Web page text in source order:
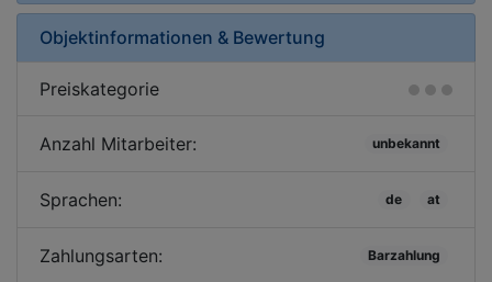
Objektinformationen & Bewertung
Preiskategorie
Anzahl Mitarbeiter: unbekannt
Sprachen: de at
Zahlungsarten: Barzahlung